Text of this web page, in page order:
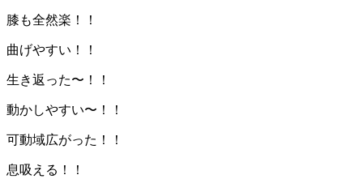
膝も全然楽！！
曲げやすい！！
生き返った〜！！
動かしやすい〜！！
可動域広がった！！
息吸える！！